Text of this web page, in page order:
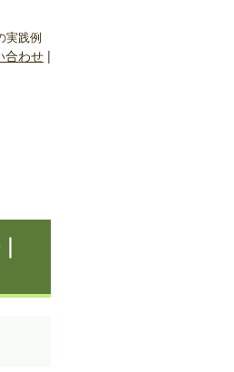
実践例
合わせ |